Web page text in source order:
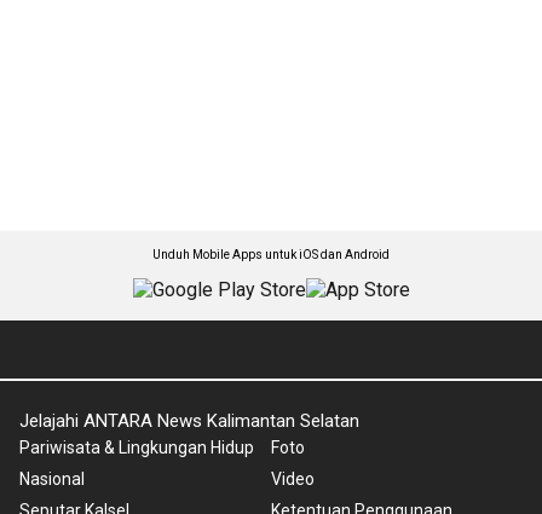
Unduh Mobile Apps untuk iOS dan Android
Jelajahi ANTARA News Kalimantan Selatan
Pariwisata & Lingkungan Hidup
Nasional
Seputar Kalsel
Foto
Video
Ketentuan Penggunaan